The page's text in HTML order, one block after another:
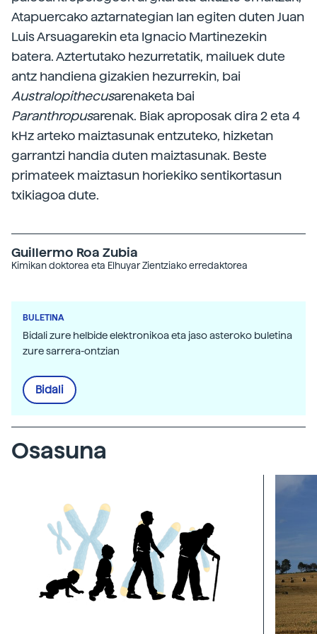
Atapuercako aztarnategian lan egiten duten Juan
Luis Arsuagarekin eta Ignacio Martinezekin
batera. Aztertutako hezurretatik, mailuek dute
antz handiena gizakien hezurrekin, bai
Australopithecusarenaketa bai
Paranthropusarenak. Biak aproposak dira 2 eta 4
kHz arteko maiztasunak entzuteko, hizketan
garrantzi handia duten maiztasunak. Beste
primateek maiztasun horiekiko sentikortasun
txikiagoa dute.
Guillermo Roa Zubia
Kimikan doktorea eta Elhuyar Zientziako erredaktorea
BULETINA
Bidali zure helbide elektronikoa eta jaso asteroko buletina
zure sarrera-ontzian
Bidali
Osasuna